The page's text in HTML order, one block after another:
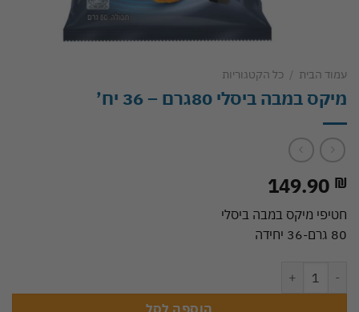
עמוד הבית / כל הקטגוריות
מיקס במבה ביסלי 80גרם – 36 יח’
149.90 ₪
חטיפי מיקס במבה ביסלי
80 גרם-36 יחידה
הוספה לסל